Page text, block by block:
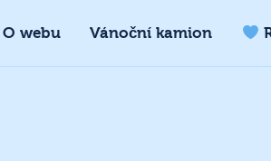
O webu Vánoční kamion